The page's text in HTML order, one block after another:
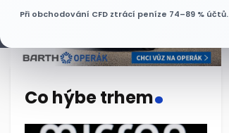
Při obchodování CFD ztrácí peníze 74–89 % účtů.
Co hýbe trhem.